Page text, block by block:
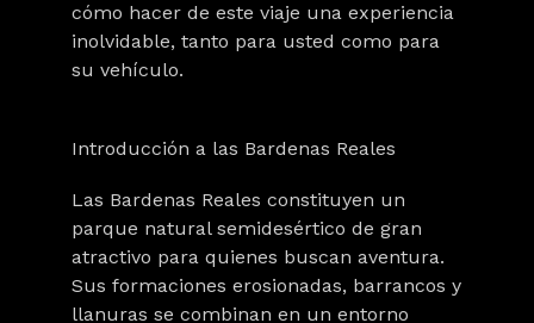
cómo hacer de este viaje una experiencia
inolvidable, tanto para usted como para
su vehículo.
Introducción a las Bardenas Reales
Las Bardenas Reales constituyen un
parque natural semidesértico de gran
atractivo para quienes buscan aventura.
Sus formaciones erosionadas, barrancos y
llanuras se combinan en un entorno